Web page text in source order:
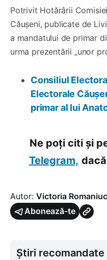
Potrivit Hotărârii
Căușeni, publicate de
a mandatului de primar
urma prezentării „unor
Consiliul
Electorale
primar al lui
Ne poți citi și
Telegram,
Autor: Victoria Romaniuc
Abonează-te
Știri recomandate